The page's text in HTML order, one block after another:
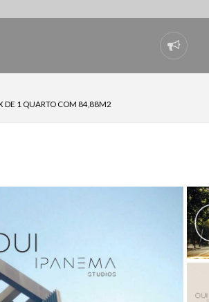
DE 1 QUARTO COM 84,88M2